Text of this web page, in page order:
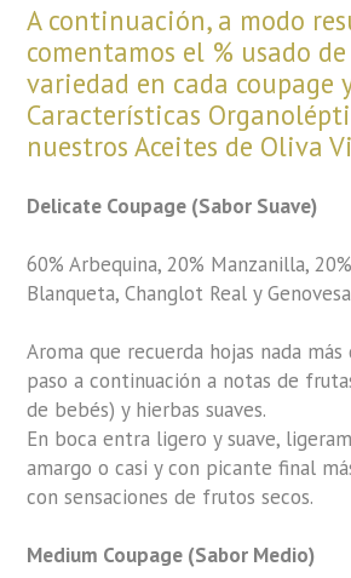
A continuación, a modo
comentamos el % usado
variedad en cada coupage
Características
nuestros Aceites de Oliva
Delicate Coupage (Sabor Suave)
60% Arbequina, 20% Manzanilla,
Blanqueta, Changlot Real y Genovesa
Aroma que recuerda hojas nada
paso a continuación a notas de
de bebés) y hierbas suaves.
En boca entra ligero y suave,
amargo o casi y con picante final
con sensaciones de frutos secos.
Medium Coupage (Sabor Medio)